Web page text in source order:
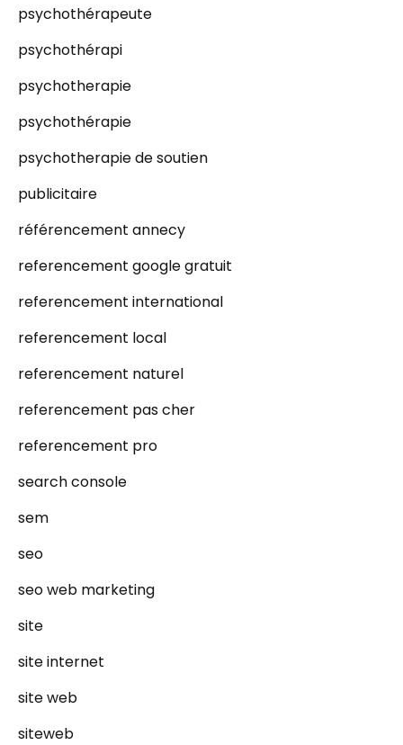
psychothérapeute
psychothérapi
psychotherapie
psychothérapie
psychotherapie de soutien
publicitaire
référencement annecy
referencement google gratuit
referencement international
referencement local
referencement naturel
referencement pas cher
referencement pro
search console
sem
seo
seo web marketing
site
site internet
site web
siteweb